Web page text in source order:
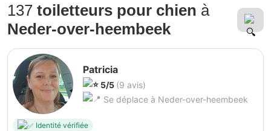
137 toiletteurs pour chien à
Neder-over-heembeek
Patricia
5/5 (9 avis)
Se déplace à Neder-over-heembeek
Identité vérifiée